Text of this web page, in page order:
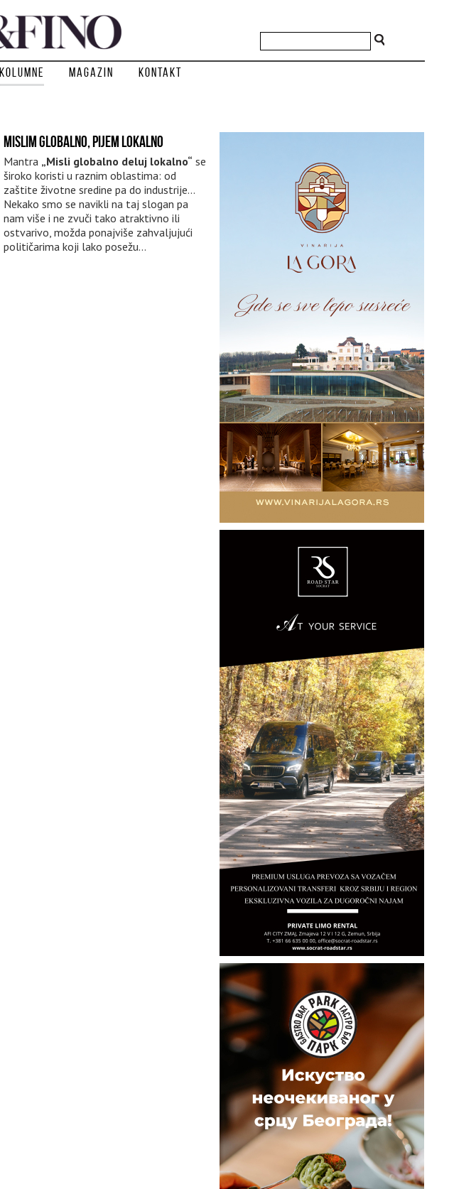
Kolumne Magazin Kontakt
MISLIM GLOBALNO, PIJEM LOKALNO
Mantra „Misli globalno deluj lokalno“ se
široko koristi u raznim oblastima: od
zaštite životne sredine pa do industrije...
Nekako smo se navikli na taj slogan pa
nam više i ne zvuči tako atraktivno ili
ostvarivo, možda ponajviše zahvaljujući
političarima koji lako posežu...